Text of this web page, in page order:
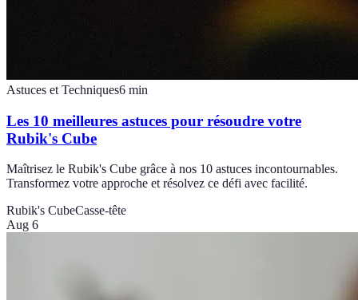
Astuces et Techniques6 min
Les 10 meilleures astuces pour résoudre votre
Rubik's Cube
Maîtrisez le Rubik's Cube grâce à nos 10 astuces incontournables.
Transformez votre approche et résolvez ce défi avec facilité.
Rubik's CubeCasse-tête
Aug 6